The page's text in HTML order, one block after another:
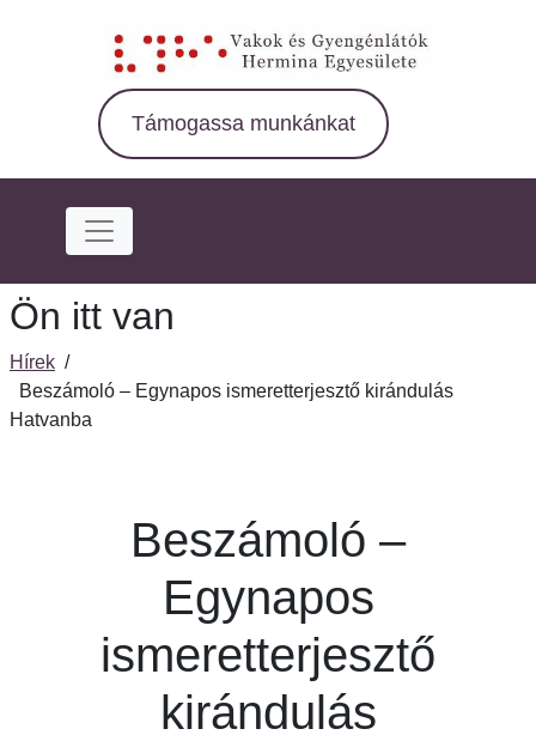
Támogassa munkánkat
Ön itt van
Hírek /
Beszámoló – Egynapos ismeretterjesztő kirándulás
Hatvanba
Beszámoló –
Egynapos
ismeretterjesztő
kirándulás